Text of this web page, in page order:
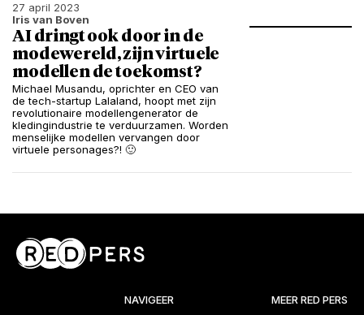
27 april 2023
Iris van Boven
AI dringt ook door in de
modewereld, zijn virtuele
modellen de toekomst?
Michael Musandu, oprichter en CEO van
de tech-startup Lalaland, hoopt met zijn
revolutionaire modellengenerator de
kledingindustrie te verduurzamen. Worden
menselijke modellen vervangen door
virtuele personages?! 🙂
NAVIGEER
MEER RED PERS